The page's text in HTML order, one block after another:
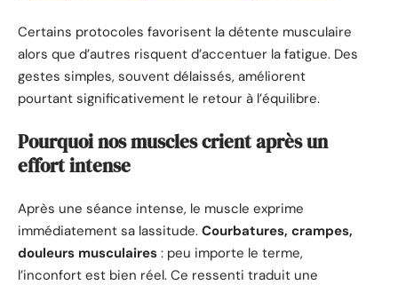
Certains protocoles favorisent la détente musculaire
alors que d’autres risquent d’accentuer la fatigue. Des
gestes simples, souvent délaissés, améliorent
pourtant significativement le retour à l’équilibre.
Pourquoi nos muscles crient après un
effort intense
Après une séance intense, le muscle exprime
immédiatement sa lassitude. Courbatures, crampes,
douleurs musculaires : peu importe le terme,
l’inconfort est bien réel. Ce ressenti traduit une